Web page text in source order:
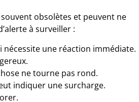
obsolètes et peuvent ne
à surveiller :
nécessite une réaction immédiate.
ne tourne pas rond.
indiquer une surcharge.